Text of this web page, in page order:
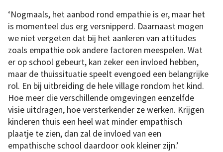
‘Nogmaals, het aanbod rond empathie is er, maar het
is momenteel dus erg versnipperd. Daarnaast mogen
we niet vergeten dat bij het aanleren van attitudes
zoals empathie ook andere factoren meespelen. Wat
er op school gebeurt, kan zeker een invloed hebben,
maar de thuissituatie speelt evengoed een belangrijke
rol. En bij uitbreiding de hele village rondom het kind.
Hoe meer die verschillende omgevingen eenzelfde
visie uitdragen, hoe versterkender ze werken. Krijgen
kinderen thuis een heel wat minder empathisch
plaatje te zien, dan zal de invloed van een
empathische school daardoor ook kleiner zijn.’